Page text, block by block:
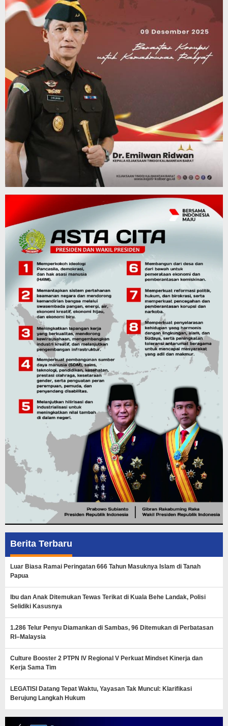
Berita Terbaru
Luar Biasa Ramai Peringatan 666 Tahun Masuknya Islam di Tanah
Papua
Ibu dan Anak Ditemukan Tewas Terikat di Kuala Behe Landak, Polisi
Selidiki Kasusnya
1.286 Telur Penyu Diamankan di Sambas, 96 Ditemukan di Perbatasan
RI–Malaysia
Culture Booster 2 PTPN IV Regional V Perkuat Mindset Kinerja dan
Kerja Sama Tim
LEGATISI Datang Tepat Waktu, Yayasan Tak Muncul: Klarifikasi
Berujung Langkah Hukum